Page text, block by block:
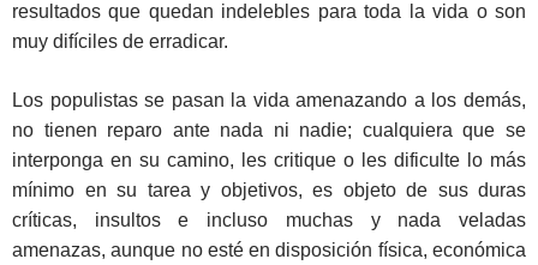
resultados que quedan indelebles para toda la vida o son
muy difíciles de erradicar.
Los populistas se pasan la vida amenazando a los demás,
no tienen reparo ante nada ni nadie; cualquiera que se
interponga en su camino, les critique o les dificulte lo más
mínimo en su tarea y objetivos, es objeto de sus duras
críticas, insultos e incluso muchas y nada veladas
amenazas, aunque no esté en disposición física, económica